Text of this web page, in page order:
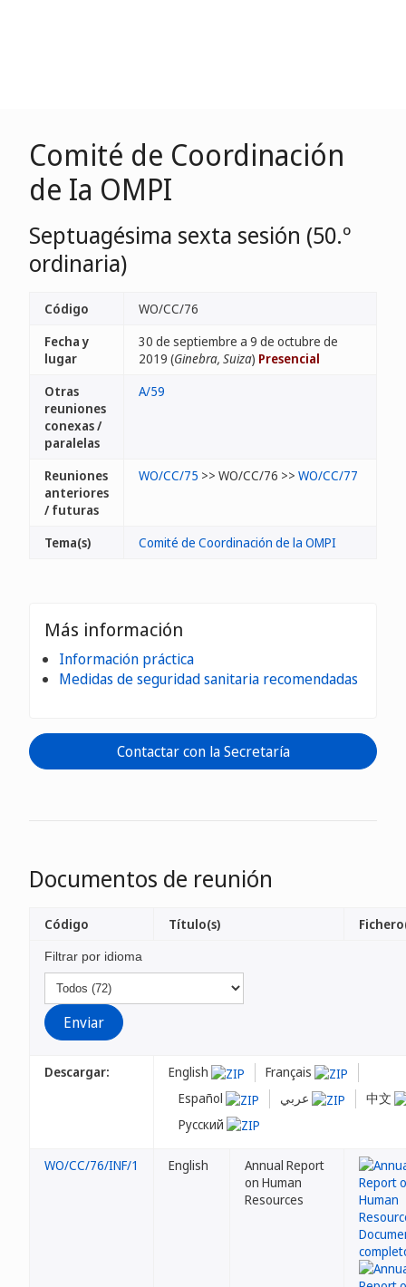
Comité de Coordinación
de Ia OMPI
Septuagésima sexta sesión (50.º
ordinaria)
Código
WO/CC/76
Fecha y
lugar
30 de septiembre a 9 de octubre de
2019 (Ginebra, Suiza) Presencial
Otras
reuniones
conexas /
paralelas
A/59
Reuniones
anteriores
/ futuras
WO/CC/75 >> WO/CC/76 >> WO/CC/77
Tema(s) Comité de Coordinación de la OMPI
Más información
Información práctica
Medidas de seguridad sanitaria recomendadas
Contactar con la Secretaría
Documentos de reunión
Filtrar por idioma
Descargar: English
Français
Español
中文
Русский
Código Título(s)
WO/CC/76/INF/1 English
Annual Report
on Human
Resources